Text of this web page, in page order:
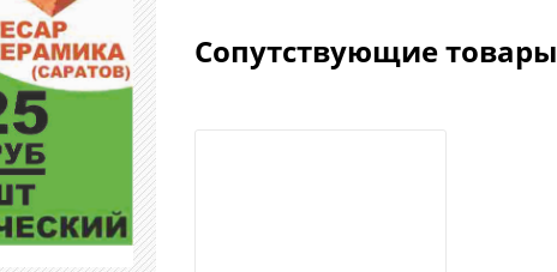
Сопутствующие товары